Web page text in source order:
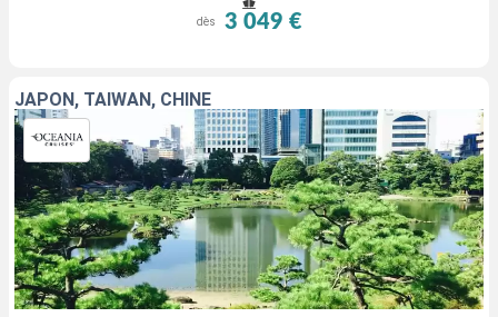
dès 3 049 €
JAPON, TAÏWAN, CHINE